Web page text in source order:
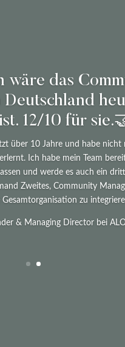
wäre das
12/10 für
über 10 Jahre und habe nicht
Ich habe mein Team
und werde es auch ein
Zweites, Community
zu
& Managing Director bei